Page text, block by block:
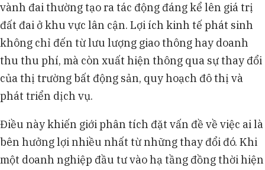
vành đai thường tạo ra tác động đáng kể lên giá trị
đất đai ở khu vực lân cận. Lợi ích kinh tế phát sinh
không chỉ đến từ lưu lượng giao thông hay doanh
thu thu phí, mà còn xuất hiện thông qua sự thay đổi
của thị trường bất động sản, quy hoạch đô thị và
phát triển dịch vụ.
Điều này khiến giới phân tích đặt vấn đề về việc ai là
bên hưởng lợi nhiều nhất từ những thay đổi đó. Khi
một doanh nghiệp đầu tư vào hạ tầng đồng thời hiện